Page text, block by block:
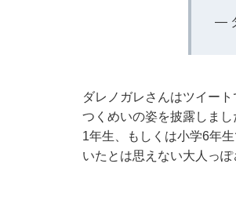
—
ダレノガレさんはツイー
つくめいの姿を披露しま
1年生、もしくは小学6年
いたとは思えない大人っぽ